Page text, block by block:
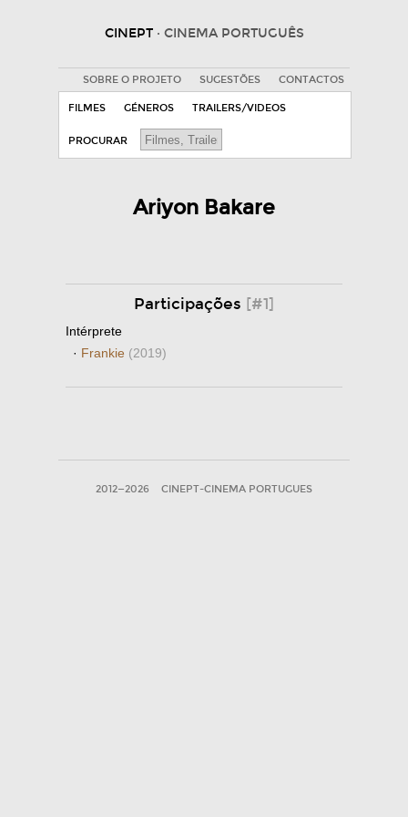
CINEPT · CINEMA PORTUGUÊS
SOBRE O PROJETO SUGESTÕES CONTACTOS
FILMES GÉNEROS TRAILERS/VIDEOS
PROCURAR
Ariyon Bakare
Participações [#1]
Intérprete
· Frankie (2019)
2012—2026 CINEPT-CINEMA PORTUGUES